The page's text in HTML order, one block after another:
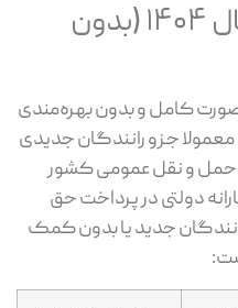
حق بیمه رانندگان سال ۱۴۰۴ (بدون
‌صورت کامل و بدون بهره‌مندی
جزو رانندگان جدیدی
حمل ‌و نقل عمومی کشور
دولتی در پرداخت حق
جدید یا بدون کمک